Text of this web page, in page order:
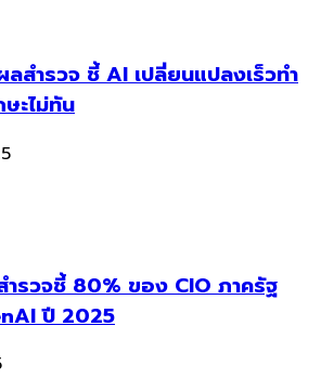
สำรวจ ชี้ AI เปลี่ยนแปลงเร็วทำ
ะไม่ทัน
รวจชี้ 80% ของ CIO ภาครัฐ
ปี 2025